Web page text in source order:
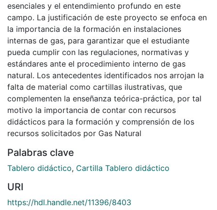
esenciales y el entendimiento profundo en este
campo. La justificación de este proyecto se enfoca en
la importancia de la formación en instalaciones
internas de gas, para garantizar que el estudiante
pueda cumplir con las regulaciones, normativas y
estándares ante el procedimiento interno de gas
natural. Los antecedentes identificados nos arrojan la
falta de material como cartillas ilustrativas, que
complementen la enseñanza teórica-práctica, por tal
motivo la importancia de contar con recursos
didácticos para la formación y comprensión de los
recursos solicitados por Gas Natural
Palabras clave
Tablero didáctico, Cartilla Tablero didáctico
URI
https://hdl.handle.net/11396/8403